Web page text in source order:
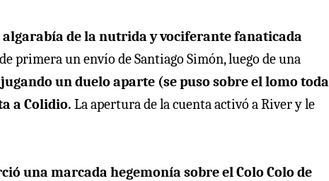
algarabía de la nutrida y vociferante fanaticada
primera un envío de Santiago Simón, luego de una
un duelo aparte (se puso sobre el lomo toda
a Colidio. La apertura de la cuenta activó a River y le
una marcada hegemonía sobre el Colo Colo de